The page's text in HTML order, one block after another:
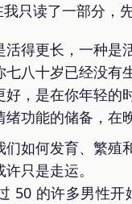
只读了一部分，
得更长，一种是
八十岁已经没有
好，是在你年轻
功能的储备，在
们如何发育、繁
只是走运。
50 的许多男性